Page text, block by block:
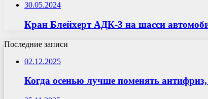
30.05.2024
Кран Блейхерт АДК-3 на шасси
Последние записи
02.12.2025
Когда осенью лучше поменять